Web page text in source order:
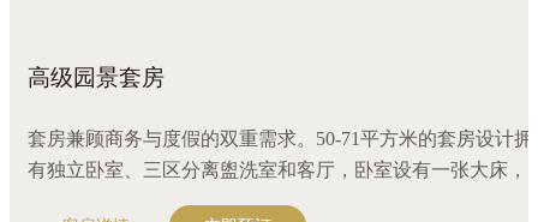
高级园景套房
套房兼顾商务与度假的双重需求。50-71平方米的套房设计拥
有独立卧室、三区分离盥洗室和客厅，卧室设有一张大床，
外享有绿意景致，令人心旷神怡。配有沙发、咖啡机，江南